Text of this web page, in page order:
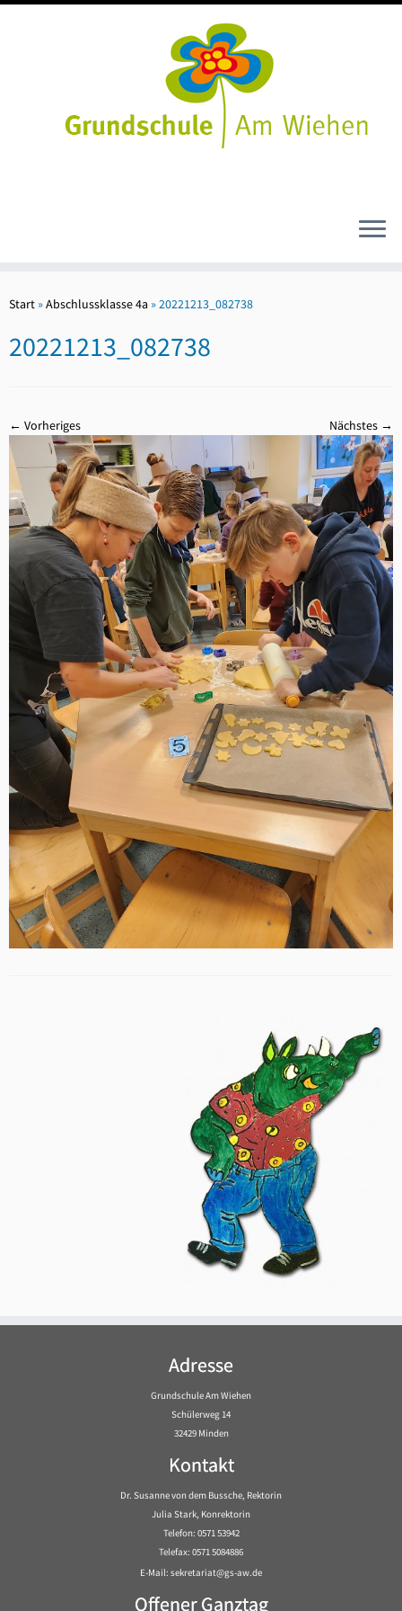
Inhalt
Start »Abschlussklasse 4a »20221213_082738
20221213_082738
← Vorheriges Nächstes →
Adresse
Grundschule Am Wiehen
Schülerweg 14
32429 Minden
Kontakt
Dr. Susanne von dem Bussche, Rektorin
Julia Stark, Konrektorin
Telefon: 0571 53942
Telefax: 0571 5084886
E-Mail: sekretariat@gs-aw.de
Offener Ganztag